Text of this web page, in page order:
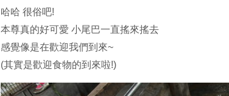
哈哈 很俗吧!
本尊真的好可愛 小尾巴一直搖來搖去
感覺像是在歡迎我們到來~
(其實是歡迎食物的到來啦!)